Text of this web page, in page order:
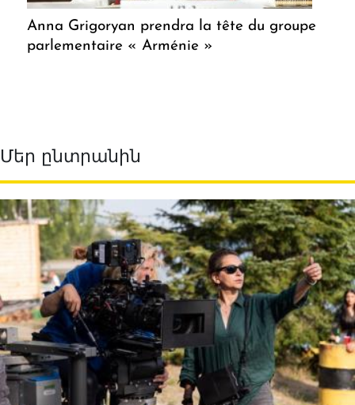
Anna Grigoryan prendra la tête du groupe
parlementaire « Arménie »
Մեր ընտրանին